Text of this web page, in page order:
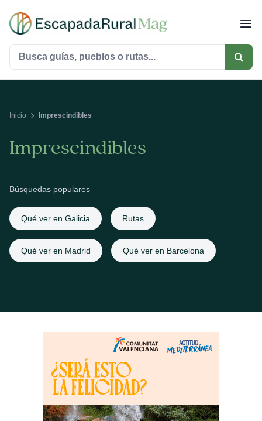
contenido
Buscar:
Inicio Imprescindibles
Imprescindibles
Búsquedas populares
Qué ver en Galicia Rutas
Qué ver en Madrid Qué ver en Barcelona